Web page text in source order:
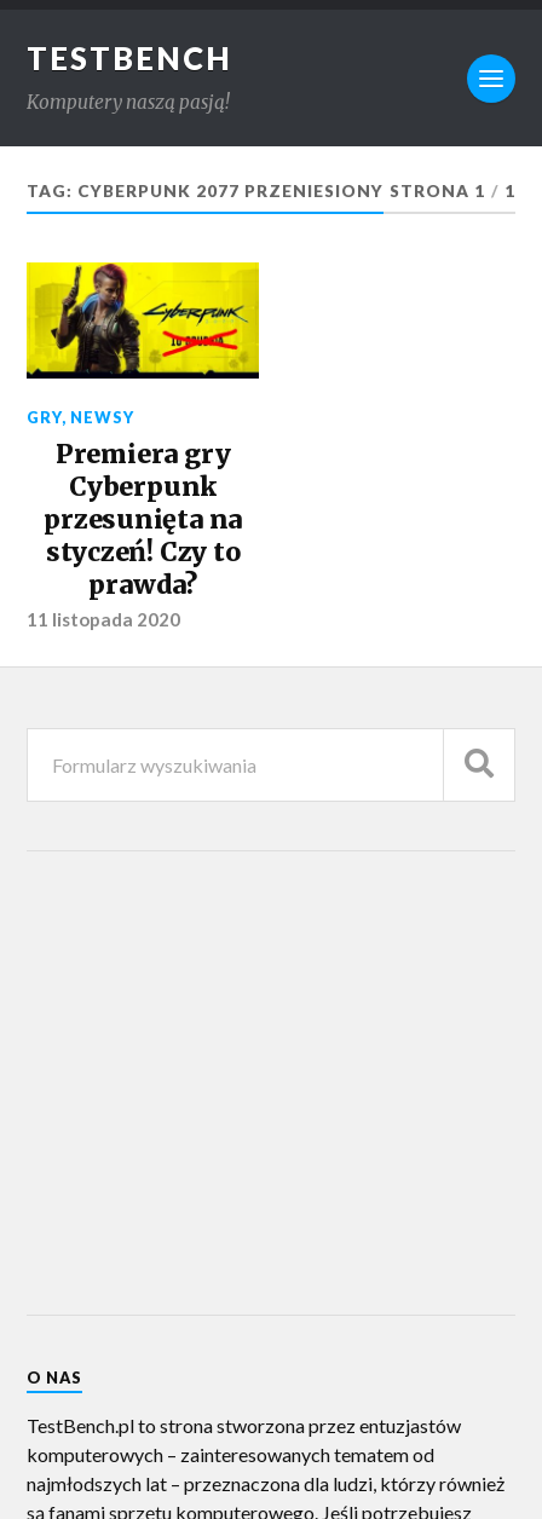
TESTBENCH
Komputery naszą pasją!
TAG: CYBERPUNK 2077 PRZENIESIONY STRONA 1 / 1
GRY, NEWSY
Premiera gry
Cyberpunk
przesunięta na
styczeń! Czy to
prawda?
11 listopada 2020
O NAS
TestBench.pl to strona stworzona przez entuzjastów
komputerowych – zainteresowanych tematem od
najmłodszych lat – przeznaczona dla ludzi, którzy również
są fanami sprzętu komputerowego. Jeśli potrzebujesz